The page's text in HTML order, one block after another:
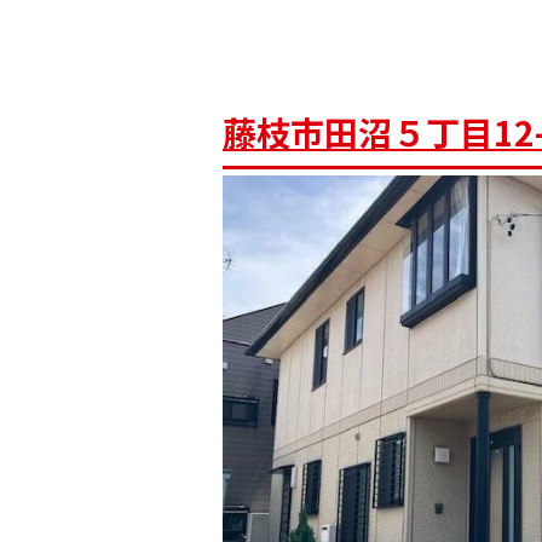
藤枝市田沼５丁目